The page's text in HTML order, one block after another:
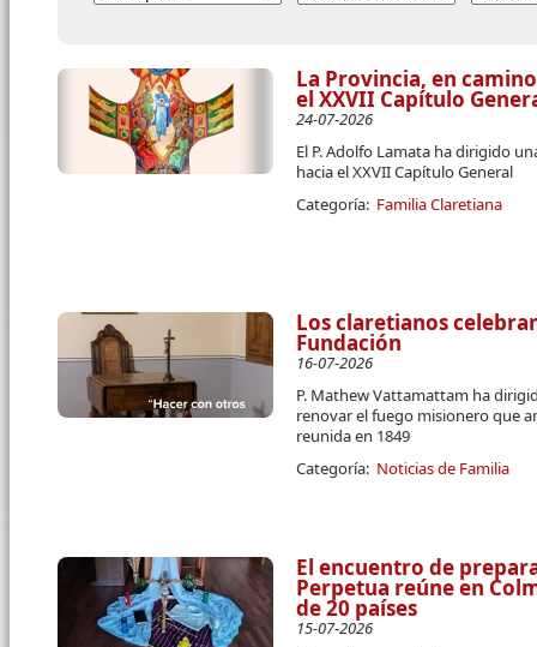
La Provincia, en
el XXVII Capítulo
24-07-2026
El P. Adolfo Lamata ha dirigido
hacia el XXVII Capítulo General
Categoría: Familia Claretiana
Los claretianos
Fundación
16-07-2026
P. Mathew Vattamattam ha
renovar el fuego misionero que
reunida en 1849
Categoría: Noticias de Familia
El encuentro de
Perpetua reúne en
de 20 países
15-07-2026